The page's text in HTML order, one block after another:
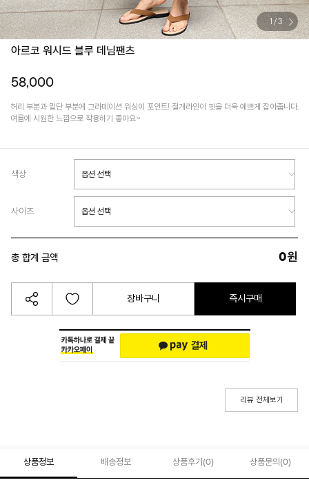
/ 3
아르코 워시드 블루 데님팬츠
58,000
허리 부분과 밑단 부분에 그라데이션 워싱이 포인트! 절개라인이 핏을 더욱 예쁘게 잡아줍니다.
여름에 시원한 느낌으로 착용하기 좋아요~
색상
사이즈
총 합계 금액 0원
장바구니 즉시구매
리뷰 전체보기
상품정보 배송정보 상품후기(0) 상품문의 (0)